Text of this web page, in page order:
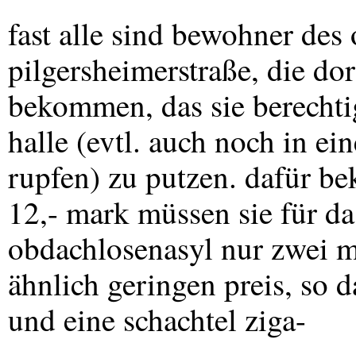
fast alle sind bewohner
pilgersheimerstraße, die
bekommen, das sie
halle (evtl. auch noch in
rupfen) zu putzen. dafür
12,- mark müssen sie für
obdachlosenasyl nur zwei
ähnlich geringen preis, so
und eine schachtel ziga-